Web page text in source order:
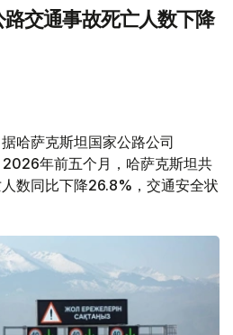
交通事故死亡人数下降
据哈萨克斯坦国家公路公司
2026年前五个月，哈萨克斯坦共
数同比下降26.8%，交通安全状